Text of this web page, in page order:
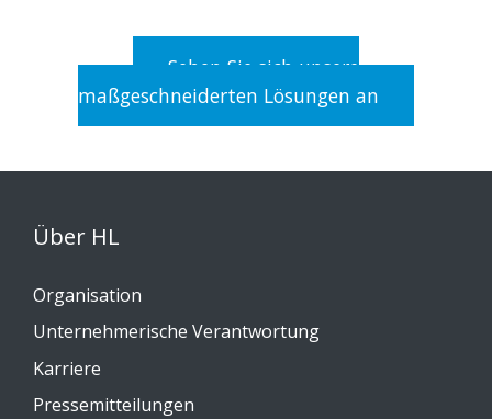
Sehen Sie sich unsere
maßgeschneiderten Lösungen an
Über HL
Organisation
Unternehmerische Verantwortung
Karriere
Pressemitteilungen